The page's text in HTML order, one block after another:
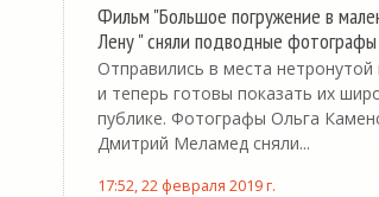
Фильм "Большое погружение в
Лену " сняли подводные фотографы
Отправились в места
и теперь готовы показать их
публике. Фотографы Ольга
Дмитрий Меламед сняли...
17:52, 22 февраля 2019 г.